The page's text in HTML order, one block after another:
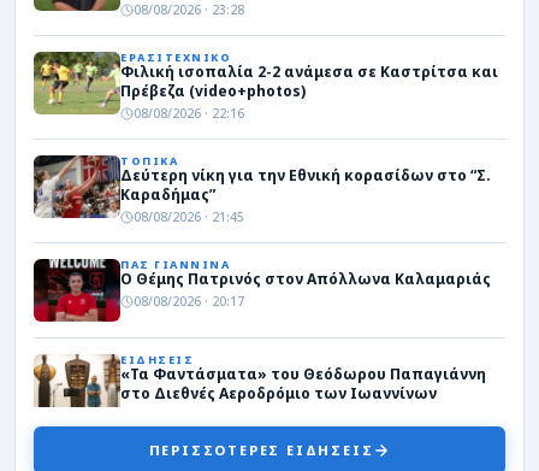
08/08/2026 · 23:28
ΕΡΑΣΙΤΕΧΝΙΚΟ
Φιλική ισοπαλία 2-2 ανάμεσα σε Καστρίτσα και
Πρέβεζα (video+photos)
08/08/2026 · 22:16
ΤΟΠΙΚΑ
Δεύτερη νίκη για την Εθνική κορασίδων στο “Σ.
Καραδήμας”
08/08/2026 · 21:45
ΠΑΣ ΓΙΑΝΝΙΝΑ
Ο Θέμης Πατρινός στον Απόλλωνα Καλαμαριάς
08/08/2026 · 20:17
ΕΙΔΗΣΕΙΣ
«Τα Φαντάσματα» του Θεόδωρου Παπαγιάννη
στο Διεθνές Αεροδρόμιο των Ιωαννίνων
ΠΕΡΙΣΣΟΤΕΡΕΣ ΕΙΔΗΣΕΙΣ